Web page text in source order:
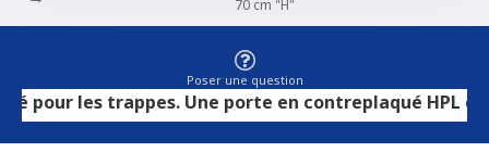
70 cm "H"
Poser une question
les trappes. Une porte en contreplaqué HPL